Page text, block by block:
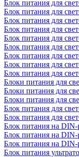
Блок питания для
Блок питания для
Блок питания для
Блок питания для
Блок питания для
Блок питания для
Блок питания для
Блок питания для
Блок питания для
Блоки питания для
Блоки питания для
Блоки питания для
Блок питания для
Блок питания для
Блок питания на DIN-
Блок питания на
Блок питания на
Блок питания